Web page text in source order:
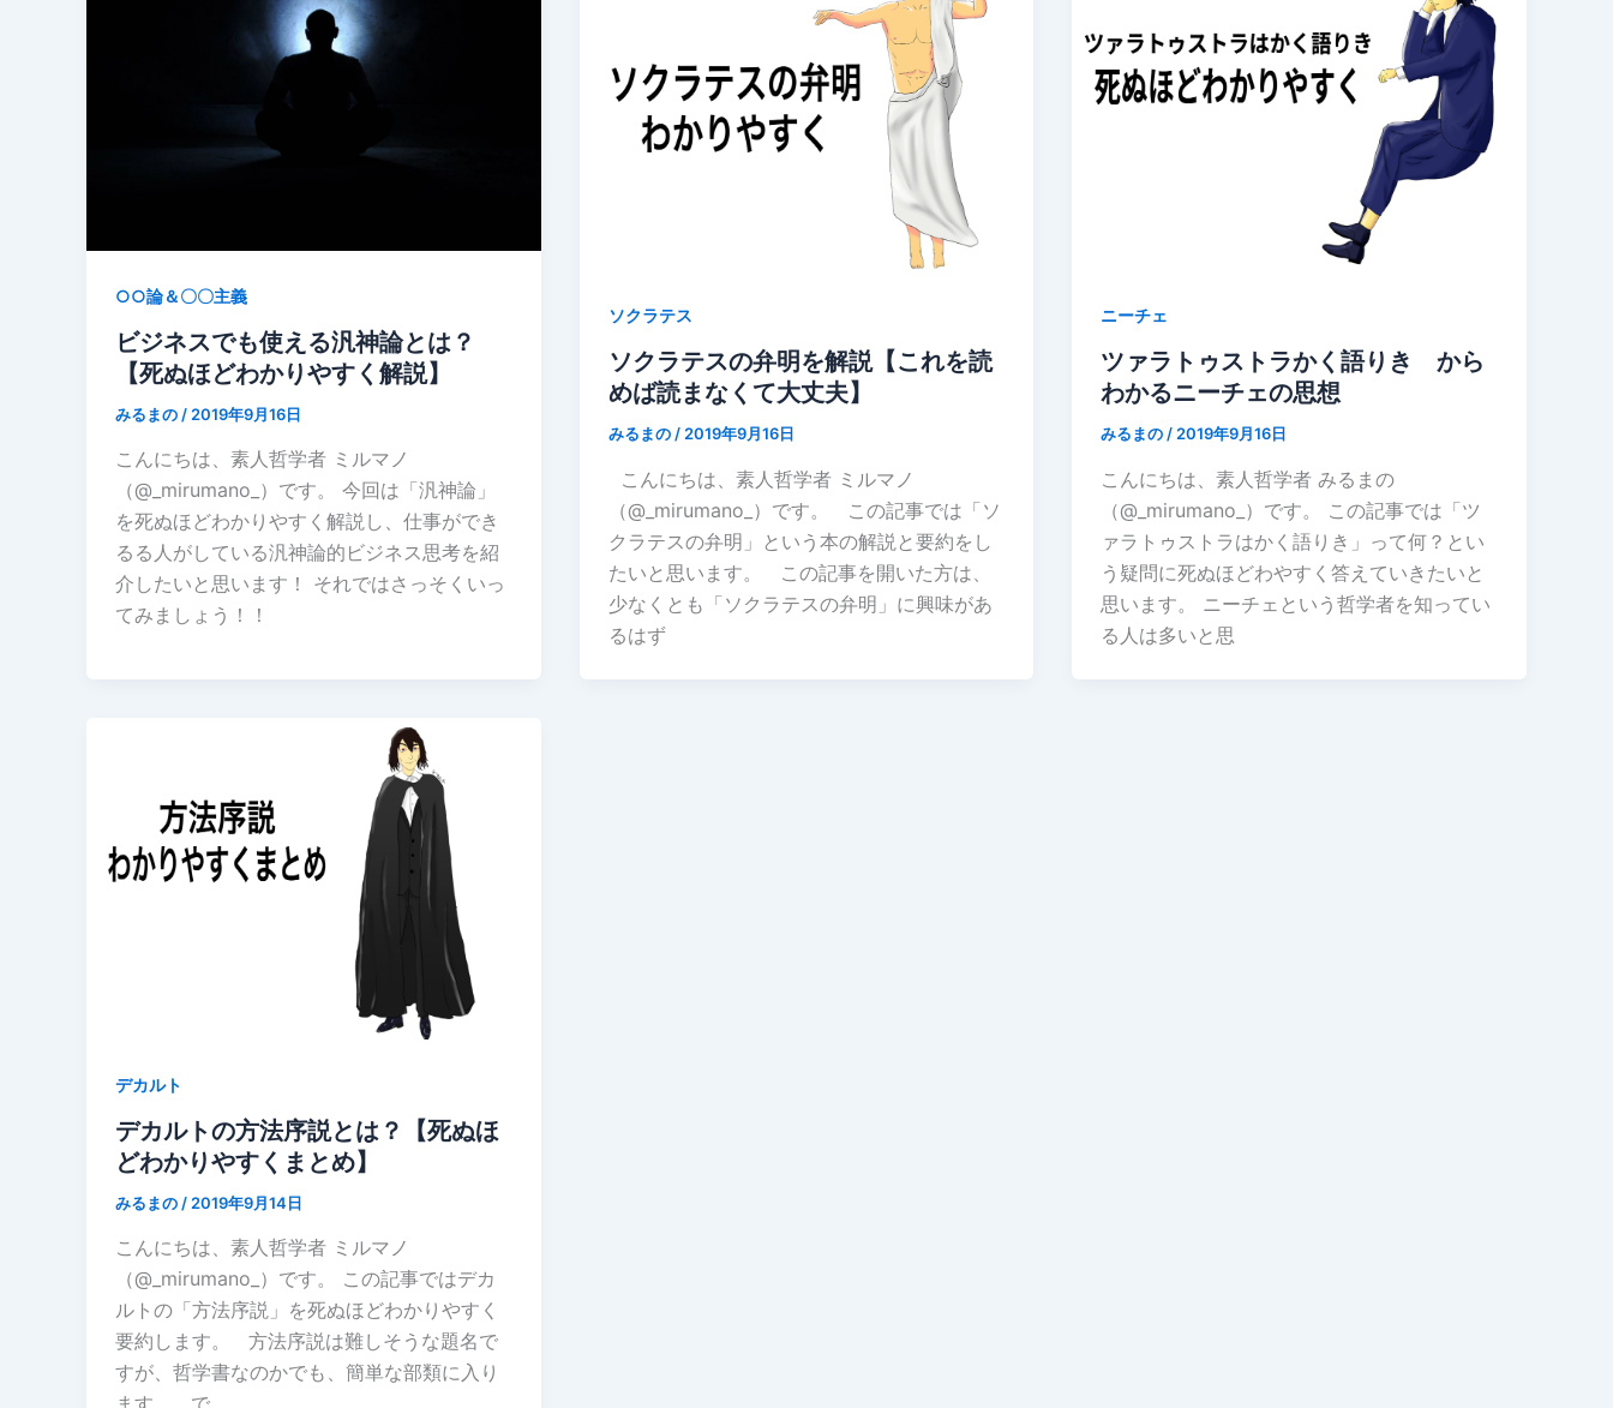
○○論＆〇〇主義
ビジネスでも使える汎神論とは？
【死ぬほどわかりやすく解説】
みるまの / 2019年9月16日
こんにちは、素人哲学者 ミルマノ
（@_mirumano_）です。 今回は「汎神論」
を死ぬほどわかりやすく解説し、仕事ができ
るる人がしている汎神論的ビジネス思考を紹
介したいと思います！ それではさっそくいっ
てみましょう！！
ソクラテス
ソクラテスの弁明を解説【これを読
めば読まなくて大丈夫】
みるまの/2019年9月16日
こんにちは、素人哲学者 ミルマノ
（@_mirumano_）です。 この記事では「ソ
クラテスの弁明」という本の解説と要約をし
たいと思います。 この記事を開いた方は、
少なくとも「ソクラテスの弁明」に興味があ
るはず
ニーチェ
ツァラトゥストラかく語りき から
わかるニーチェの思想
みるまの/2019年9月16日
こんにちは、素人哲学者 みるまの
（@_mirumano_）です。 この記事では「ツ
ァラトゥストラはかく語りき」って何？とい
う疑問に死ぬほどわやすく答えていきたいと
思います。 ニーチェという哲学者を知ってい
る人は多いと思
デカルト
デカルトの方法序説とは？【死ぬほ
どわかりやすくまとめ】
みるまの / 2019年9月14日
こんにちは、素人哲学者 ミルマノ
（@_mirumano_）です。 この記事ではデカ
ルトの「方法序説」を死ぬほどわかりやすく
要約します。 方法序説は難しそうな題名で
すが、哲学書なのかでも、簡単な部類に入り